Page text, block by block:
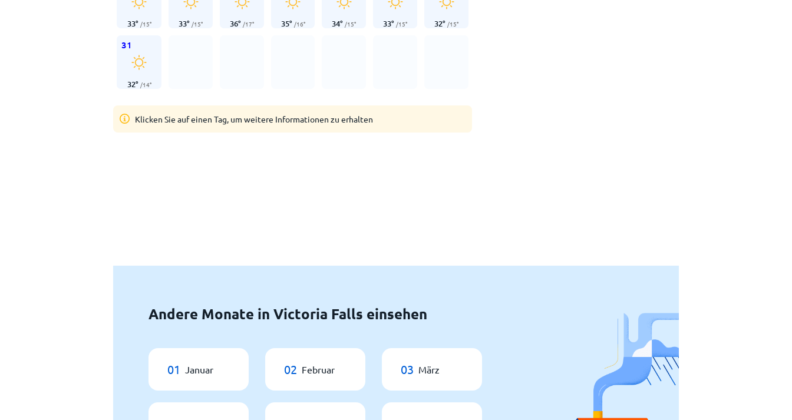
33° /15° 33° /15° 36° /17° 35° /16° 34° /15° 33° /15° 32° /15°
31
32° /14°
Klicken Sie auf einen Tag, um weitere Informationen zu erhalten
Andere Monate in Victoria Falls einsehen
01 Januar 02 Februar 03 März